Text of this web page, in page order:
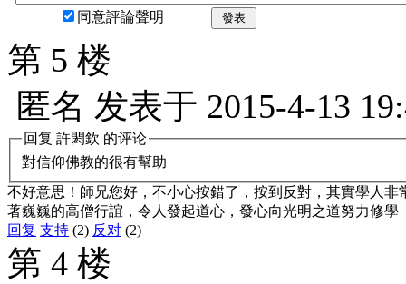
同意評論聲明 發表
第 5 楼
匿名 发表于 2015-4-13
回复 許閎欽 的评论
對信仰佛教的很有幫助
不好意思！師兄您好，不小心按錯了，按到反對，其實學人
著巍巍的高僧行誼，令人發起道心，發心向光明之道努力修學
回复 支持 (2) 反对 (2)
第 4 楼